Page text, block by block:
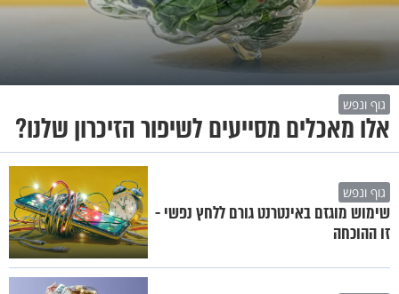
גוף ונפש
אלו מאכלים מסייעים לשיפור הזיכרון שלנו?
גוף ונפש
שימוש מוגזם באינטרנט גורם ללחץ נפשי -
זו ההוכחה